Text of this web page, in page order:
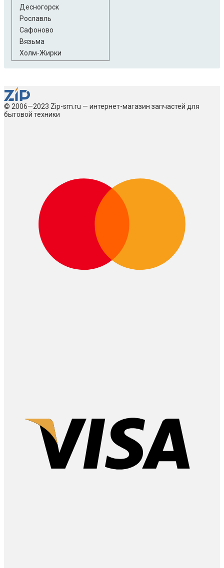
Десногорск
Рославль
Сафоново
Вязьма
Холм-Жирки
© 2006—2023 Zip-sm.ru — интернет-магазин запчастей для
бытовой техники